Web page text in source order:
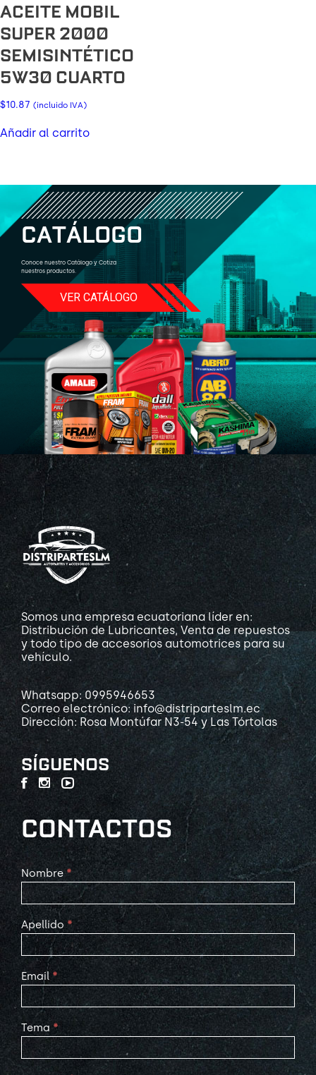
ACEITE MOBIL
SUPER 2000
SEMISINTÉTICO
5W30 CUARTO
$10.87 (incluido IVA)
Añadir al carrito
CATÁLOGO
Conoce nuestro Catálogo y Cotiza
nuestros productos.
VER CATÁLOGO
Somos una empresa ecuatoriana líder en:
Distribución de Lubricantes, Venta de repuestos
y todo tipo de accesorios automotrices para su
vehículo.
Whatsapp: 0995946653
Correo electrónico: info@distriparteslm.ec
Dirección: Rosa Montúfar N3-54 y Las Tórtolas
SÍGUENOS
CONTACTOS
Contact
Us
Nombre *
Apellido *
Email *
Tema *